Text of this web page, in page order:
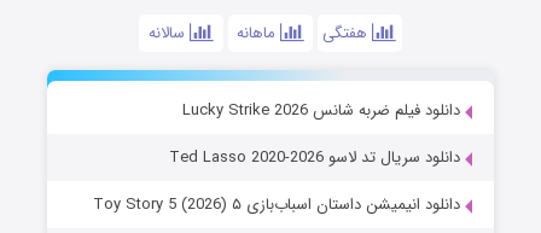
هفتگی ماهانه سالانه
دانلود فیلم ضربه شانس Lucky Strike 2026
دانلود سریال تد لاسو Ted Lasso 2020-2026
دانلود انیمیشن داستان اسباب‌بازی ۵ Toy Story 5 (2026)